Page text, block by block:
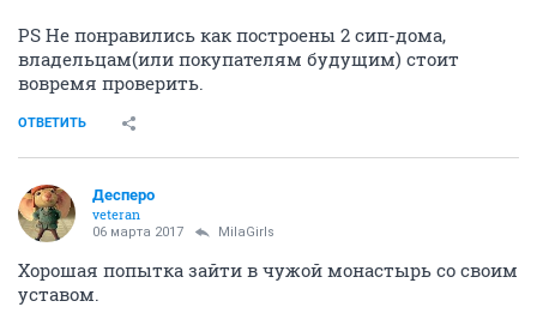
PS Не понравились как построены 2 сип-дома,
владельцам(или покупателям будущим) стоит
вовремя проверить.
ОТВЕТИТЬ
Десперо
veteran
06 марта 2017 MilaGirls
Хорошая попытка зайти в чужой монастырь со своим
уставом.